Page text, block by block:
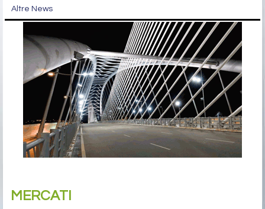
Altre News
MERCATI